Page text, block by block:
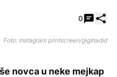
0
Foto: Instagram printscreen/gigihadid
novca u neke mejkap